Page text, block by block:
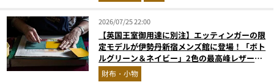
2026/07/25 22:00
【英国王室御用達に別注】エッティンガーの限
定モデルが伊勢丹新宿メンズ館に登場！「ボト
ルグリーン＆ネイビー」2色の最高峰レザーグ
ッズに注目
財布・小物